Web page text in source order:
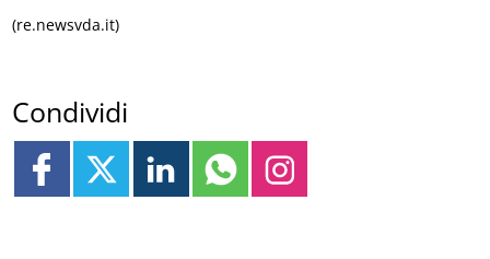
(re.newsvda.it)
Condividi